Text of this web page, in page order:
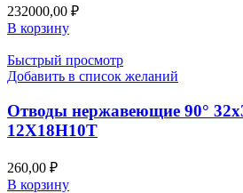
232000,00 ₽
В корзину
Быстрый просмотр
Добавить в список желаний
Отводы нержавеющие 90°
12Х18Н10Т
260,00 ₽
В корзину